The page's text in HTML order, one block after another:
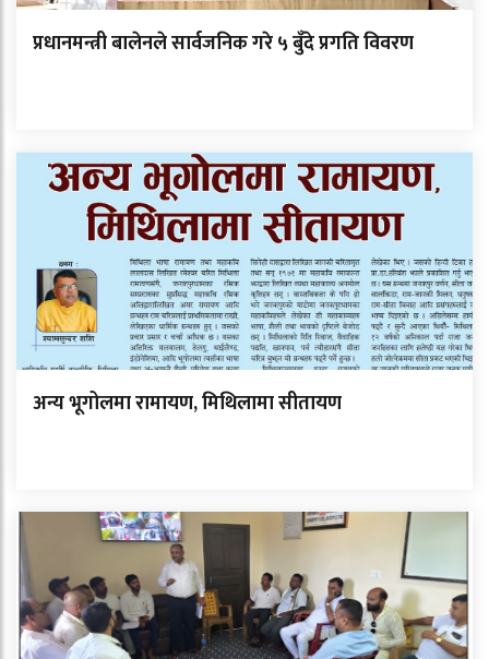
प्रधानमन्त्री बालेनले सार्वजनिक गरे ५ बुँदे प्रगति विवरण
अन्य भूगोलमा रामायण, मिथिलामा सीतायण